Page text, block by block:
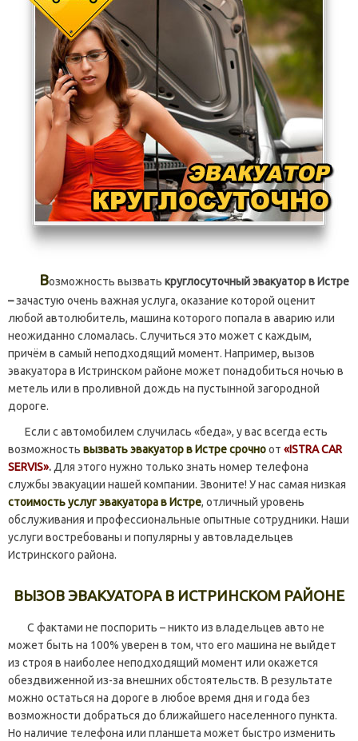
Возможность вызвать круглосуточный эвакуатор в Истре
–зачастую очень важная услуга, оказание которой оценит
любой автолюбитель, машина которого попала в аварию или
неожиданно сломалась. Случиться это может с каждым,
причём в самый неподходящий момент. Например, вызов
эвакуатора в Истринском районе может понадобиться ночью в
метель или в проливной дождь на пустынной загородной
дороге.
Если с автомобилем случилась «беда», у вас всегда есть
возможность вызвать эвакуатор в Истре срочноот «ISTRA CAR
SERVIS».Для этого нужно только знать номер телефона
службы эвакуации нашей компании. Звоните! У нас самая низкая
стоимость услуг эвакуатора в Истре, отличный уровень
обслуживания и профессиональные опытные сотрудники. Наши
услуги востребованы и популярны у автовладельцев
Истринского района.
ВЫЗОВ ЭВАКУАТОРА В ИСТРИНСКОМ РАЙОНЕ
С фактами не поспорить – никто из владельцев авто не
может быть на 100% уверен в том, что его машина не выйдет
из строя в наиболее неподходящий момент или окажется
обездвиженной из-за внешних обстоятельств. В результате
можно остаться на дороге в любое время дня и года без
возможности добраться до ближайшего населенного пункта.
Но наличие телефона или планшета может быстро изменить